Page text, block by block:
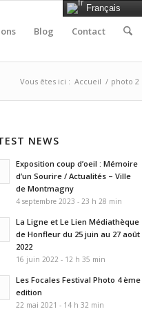
Blog Contact
Vous êtes ici : Accueil / photo 2
NEWS
Exposition coup d’oeil : Mémoire
d’un Sourire / Actualités – Ville
de Montmagny
4 septembre 2023 - 23 h 28 min
La Ligne et Le Lien Médiathèque
de Honfleur du 25 juin au 27 août
2022
16 juin 2022 - 12 h 35 min
Les Focales Festival Photo 4 ème
edition
22 mai 2021 - 14 h 32 min
Français